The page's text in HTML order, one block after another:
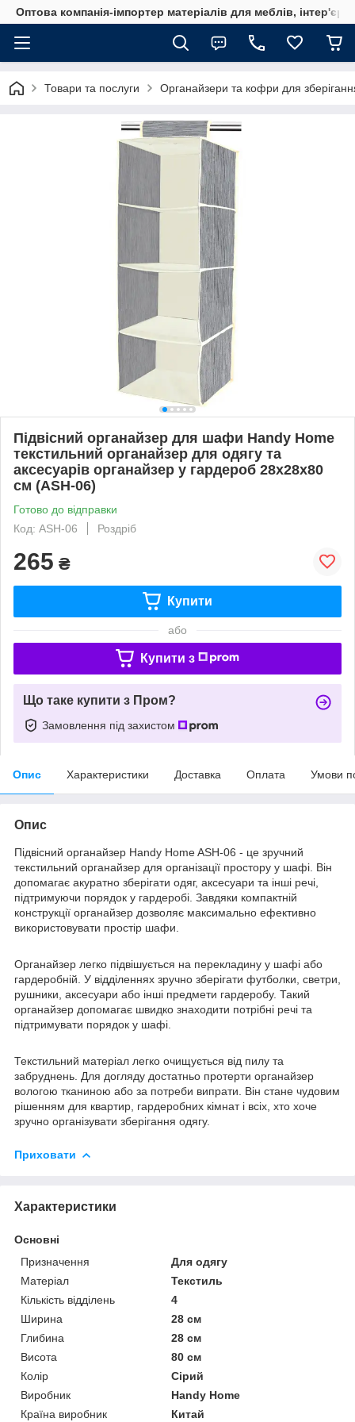
Оптова компанія-імпортер матеріалів для меблів, інтер'єру
Товари та послуги Органайзери та кофри для
Підвісний органайзер для шафи Handy Home
текстильний органайзер для одягу та
аксесуарів органайзер у гардероб 28x28x80
см (ASH-06)
Готово до відправки
Код: ASH-06
Роздріб
265 ₴
Купити
або
Купити з
Що таке купити з Пром?
Замовлення під захистом
Опис Характеристики Доставка Оплата Умови
Опис
Підвісний органайзер Handy Home ASH-06 - це зручний
текстильний органайзер для організації простору у шафі. Він
допомагає акуратно зберігати одяг, аксесуари та інші речі,
підтримуючи порядок у гардеробі. Завдяки компактній
конструкції органайзер дозволяє максимально ефективно
використовувати простір шафи.
Органайзер легко підвішується на перекладину у шафі або
гардеробній. У відділеннях зручно зберігати футболки, светри,
рушники, аксесуари або інші предмети гардеробу. Такий
органайзер допомагає швидко знаходити потрібні речі та
підтримувати порядок у шафі.
Текстильний матеріал легко очищується від пилу та
забруднень. Для догляду достатньо протерти органайзер
вологою тканиною або за потреби випрати. Він стане чудовим
рішенням для квартир, гардеробних кімнат і всіх, хто хоче
зручно організувати зберігання одягу.
Приховати
Характеристики
Основні
Призначення
Для одягу
Матеріал
Текстиль
Кількість відділень
4
Ширина
28 см
Глибина
28 см
Висота
80 см
Колір
Сірий
Виробник
Handy Home
Країна виробник
Китай